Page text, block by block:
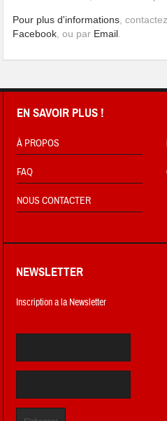
Pour plus d'informations ,
Facebook , ou par Email
EN SAVOIR PLUS !
À PROPOS
FAQ
NOUS CONTACTER
NEWSLETTER
Inscription a la Newsletter